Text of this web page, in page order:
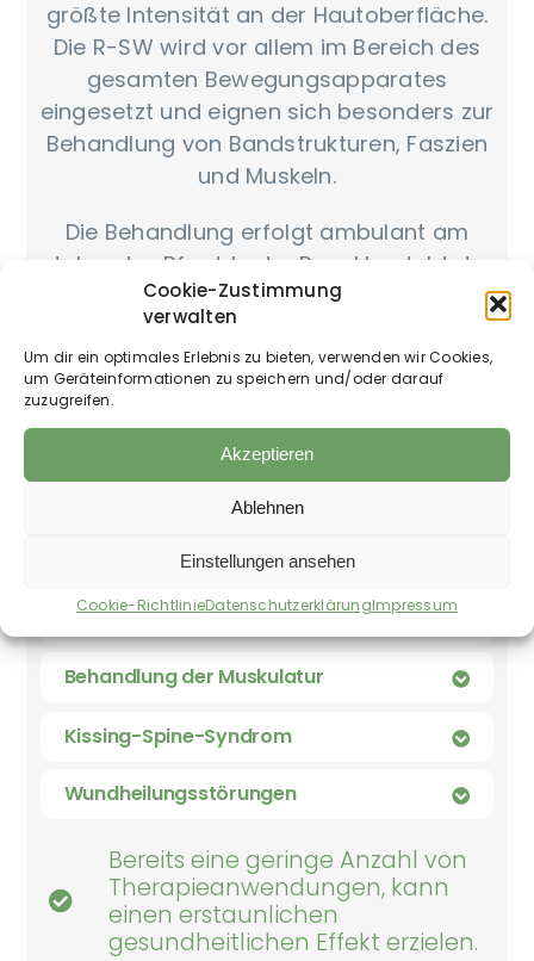
Cookie-Zustimmung
verwalten
Um dir ein optimales Erlebnis zu bieten, verwenden wir Cookies,
um Geräteinformationen zu speichern und/oder darauf
zuzugreifen.
Akzeptieren
Ablehnen
Einstellungen ansehen
Cookie-RichtlinieDatenschutzerklärungImpressum
größte Intensität an der Hautoberfläche.
Die R-SW wird vor allem im Bereich des
gesamten Bewegungsapparates
eingesetzt und eignen sich besonders zur
Behandlung von Bandstrukturen, Faszien
und Muskeln.
Die Behandlung erfolgt ambulant am
stehenden Pferd. In der Regel besteht der
Therapiezyklus aus 3 Sitzungen im
Abstand von 7-10 Tagen.
Einsatzgebiete von ESWT
Hufrollenentzündung (Podotrochlose)
Sehnen- und Bändererkrankungen
Degenerative Gelenkserkrankungen
Behandlung der Muskulatur
Kissing-Spine-Syndrom
Wundheilungsstörungen
Bereits eine geringe Anzahl von
Therapieanwendungen, kann
einen erstaunlichen
gesundheitlichen Effekt erzielen.